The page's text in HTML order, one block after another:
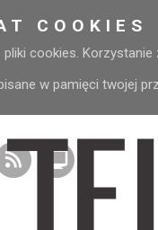
COOKIES
cookies.
w pamięci twojej